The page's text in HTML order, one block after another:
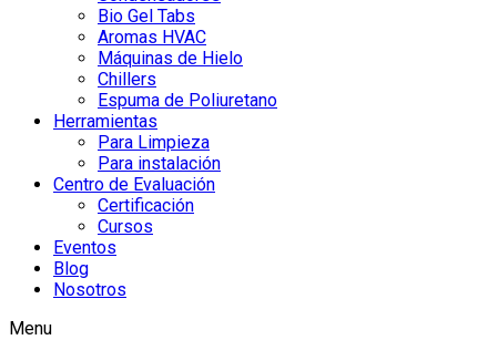
Bio Gel Tabs
Aromas HVAC
Máquinas de Hielo
Chillers
Espuma de Poliuretano
Herramientas
Para Limpieza
Para instalación
Centro de Evaluación
Certificación
Cursos
Eventos
Blog
Nosotros
Menu